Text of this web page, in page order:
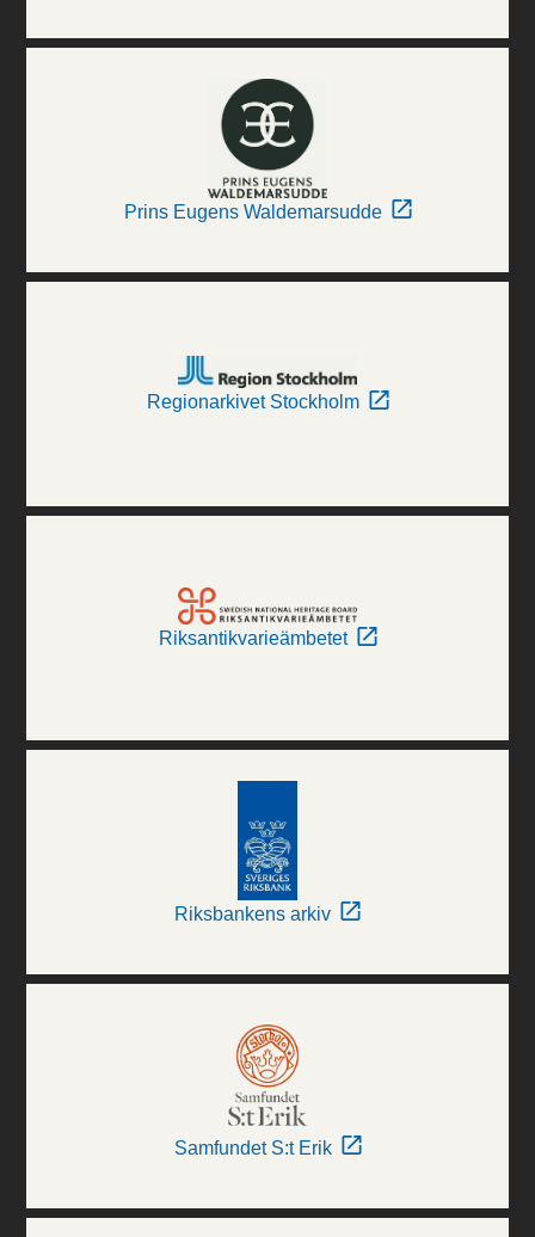
Prins Eugens Waldemarsudde
Regionarkivet Stockholm
Riksantikvarieämbetet
Riksbankens arkiv
Samfundet S:t Erik